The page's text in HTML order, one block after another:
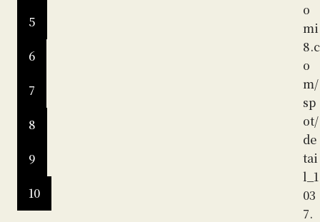
5
6
7
8
9
10
o
mi
8.c
o
m/
sp
ot/
de
tai
l_1
03
7.